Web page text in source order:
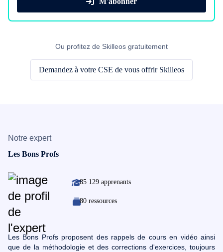
Ou profitez de Skilleos gratuitement
Demandez à votre CSE de vous offrir Skilleos
Notre expert
Les Bons Profs
85 129 apprenants
80 ressources
Les Bons Profs proposent des rappels de cours en vidéo ainsi
que de la méthodologie et des corrections d'exercices, toujours